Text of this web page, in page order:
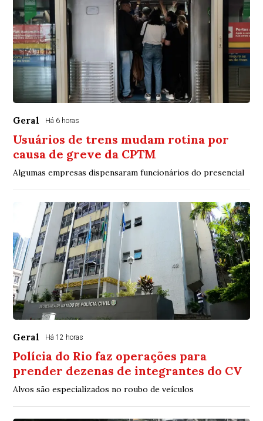
Geral Há 6 horas
Usuários de trens mudam rotina por
causa de greve da CPTM
Algumas empresas dispensaram funcionários do presencial
Geral Há 12 horas
Polícia do Rio faz operações para
prender dezenas de integrantes do CV
Alvos são especializados no roubo de veículos